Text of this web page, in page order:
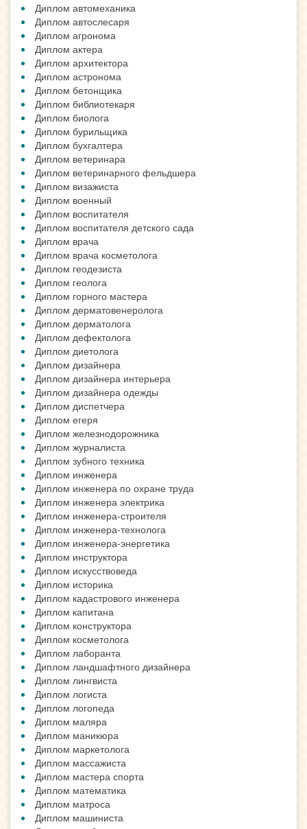
Диплом автомеханика
Диплом автослесаря
Диплом агронома
Диплом актера
Диплом архитектора
Диплом астронома
Диплом бетонщика
Диплом библиотекаря
Диплом биолога
Диплом бурильщика
Диплом бухгалтера
Диплом ветеринара
Диплом ветеринарного фельдшера
Диплом визажиста
Диплом военный
Диплом воспитателя
Диплом воспитателя детского сада
Диплом врача
Диплом врача косметолога
Диплом геодезиста
Диплом геолога
Диплом горного мастера
Диплом дерматовенеролога
Диплом дерматолога
Диплом дефектолога
Диплом диетолога
Диплом дизайнера
Диплом дизайнера интерьера
Диплом дизайнера одежды
Диплом диспетчера
Диплом егеря
Диплом железнодорожника
Диплом журналиста
Диплом зубного техника
Диплом инженера
Диплом инженера по охране труда
Диплом инженера электрика
Диплом инженера-строителя
Диплом инженера-технолога
Диплом инженера-энергетика
Диплом инструктора
Диплом искусствоведа
Диплом историка
Диплом кадастрового инженера
Диплом капитана
Диплом конструктора
Диплом косметолога
Диплом лаборанта
Диплом ландшафтного дизайнера
Диплом лингвиста
Диплом логиста
Диплом логопеда
Диплом маляра
Диплом маникюра
Диплом маркетолога
Диплом массажиста
Диплом мастера спорта
Диплом математика
Диплом матроса
Диплом машиниста